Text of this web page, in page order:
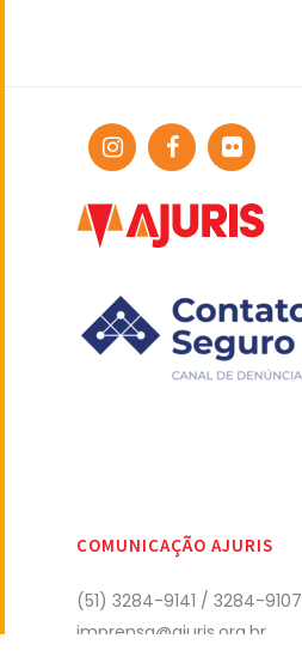
COMUNICAÇÃO AJURIS
(51) 3284-9141 / 3284-9107
imprensa@ajuris.org.br